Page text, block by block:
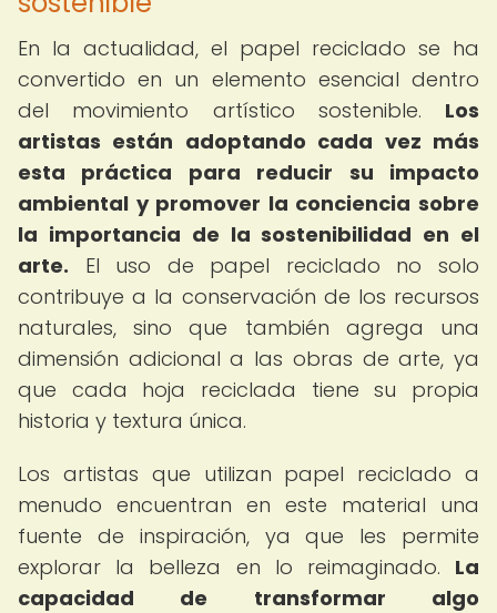
En la actualidad, el papel reciclado se ha
convertido en un elemento esencial dentro
del movimiento artístico sostenible. Los
artistas están adoptando cada vez más
esta práctica para reducir su impacto
ambiental y promover la conciencia sobre
la importancia de la sostenibilidad en el
arte. El uso de papel reciclado no solo
contribuye a la conservación de los recursos
naturales, sino que también agrega una
dimensión adicional a las obras de arte, ya
que cada hoja reciclada tiene su propia
historia y textura única.
Los artistas que utilizan papel reciclado a
menudo encuentran en este material una
fuente de inspiración, ya que les permite
explorar la belleza en lo reimaginado. La
capacidad de transformar algo